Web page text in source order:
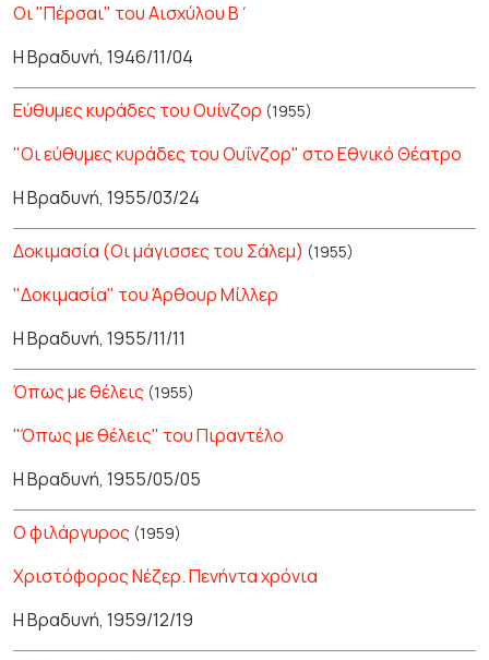
Οι "Πέρσαι" του Αισχύλου Β΄
Η Βραδυνή, 1946/11/04
Εύθυμες κυράδες του Ουίνζορ (1955)
"Οι εύθυμες κυράδες του Ουΐνζορ" στο Εθνικό Θέατρο
Η Βραδυνή, 1955/03/24
Δοκιμασία (Οι μάγισσες του Σάλεμ) (1955)
"Δοκιμασία" του Άρθουρ Μίλλερ
Η Βραδυνή, 1955/11/11
Όπως με θέλεις (1955)
"Όπως με θέλεις" του Πιραντέλο
Η Βραδυνή, 1955/05/05
Ο φιλάργυρος (1959)
Χριστόφορος Νέζερ. Πενήντα χρόνια
Η Βραδυνή, 1959/12/19